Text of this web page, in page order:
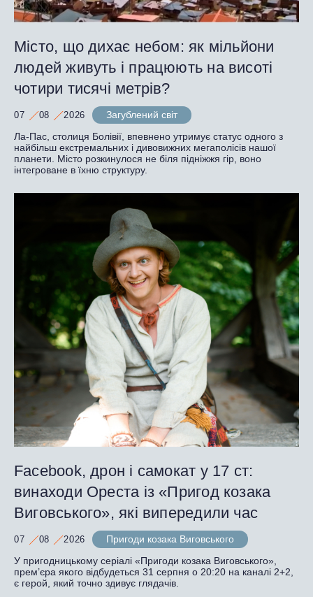
Місто, що дихає небом: як мільйони
людей живуть і працюють на висоті
чотири тисячі метрів?
07 08 2026
Загублений світ
Ла-Пас, столиця Болівії, впевнено утримує статус одного з
найбільш екстремальних і дивовижних мегаполісів нашої
планети. Місто розкинулося не біля підніжжя гір, воно
інтегроване в їхню структуру.
Facebook, дрон і самокат у 17 ст:
винаходи Ореста із «Пригод козака
Виговського», які випередили час
07 08 2026
Пригоди козака Виговського
У пригодницькому серіалі «Пригоди козака Виговського»,
прем’єра якого відбудеться 31 серпня о 20:20 на каналі 2+2,
є герой, який точно здивує глядачів.